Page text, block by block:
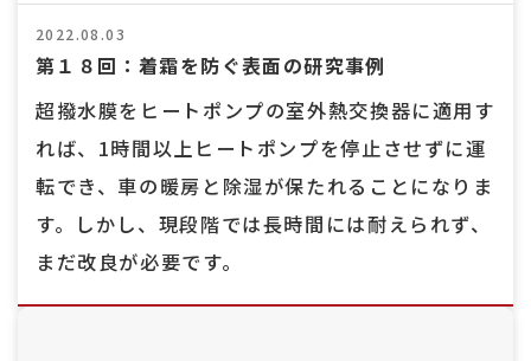
2022.08.03
第１８回：着霜を防ぐ表面の研究事例
超撥水膜をヒートポンプの室外熱交換器に適用す
れば、1時間以上ヒートポンプを停止させずに運
転でき、車の暖房と除湿が保たれることになりま
す。しかし、現段階では長時間には耐えられず、
まだ改良が必要です。